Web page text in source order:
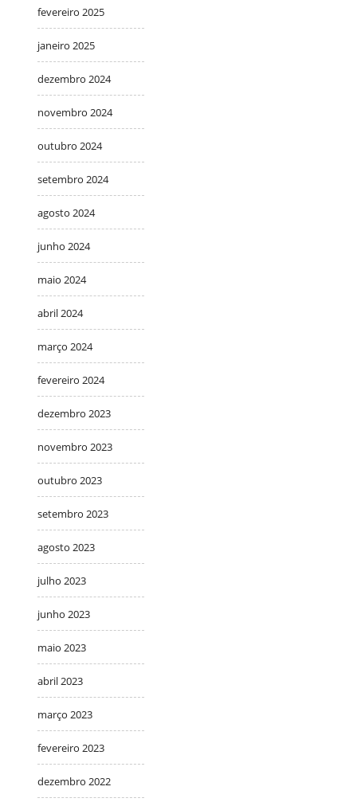
fevereiro 2025
janeiro 2025
dezembro 2024
novembro 2024
outubro 2024
setembro 2024
agosto 2024
junho 2024
maio 2024
abril 2024
março 2024
fevereiro 2024
dezembro 2023
novembro 2023
outubro 2023
setembro 2023
agosto 2023
julho 2023
junho 2023
maio 2023
abril 2023
março 2023
fevereiro 2023
dezembro 2022